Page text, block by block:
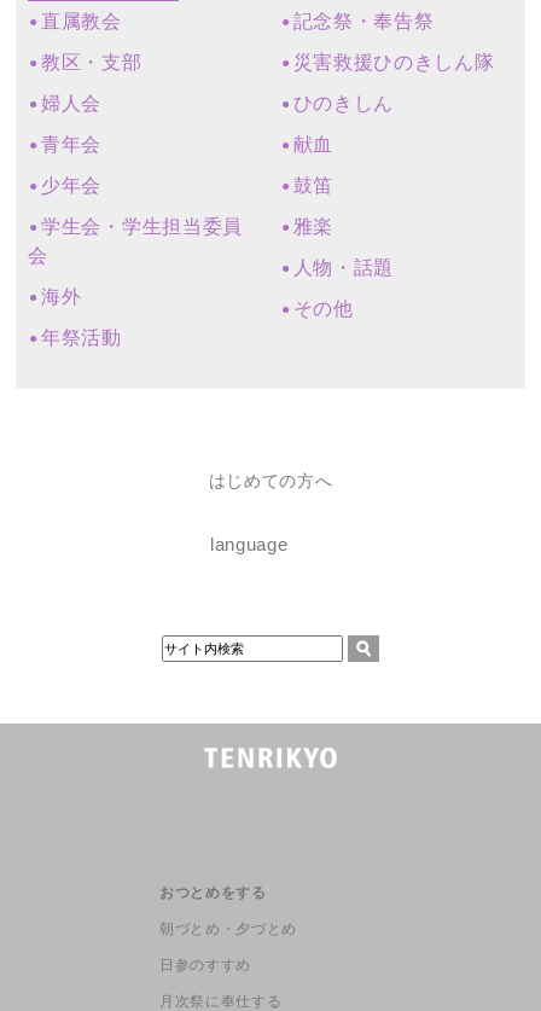
直属教会
教区・支部
婦人会
青年会
少年会
学生会・学生担当委員
会
海外
年祭活動
記念祭・奉告祭
災害救援ひのきしん隊
ひのきしん
献血
鼓笛
雅楽
人物・話題
その他
はじめての方へ
language
おつとめをする
朝づとめ・夕づとめ
日参のすすめ
月次祭に奉仕する